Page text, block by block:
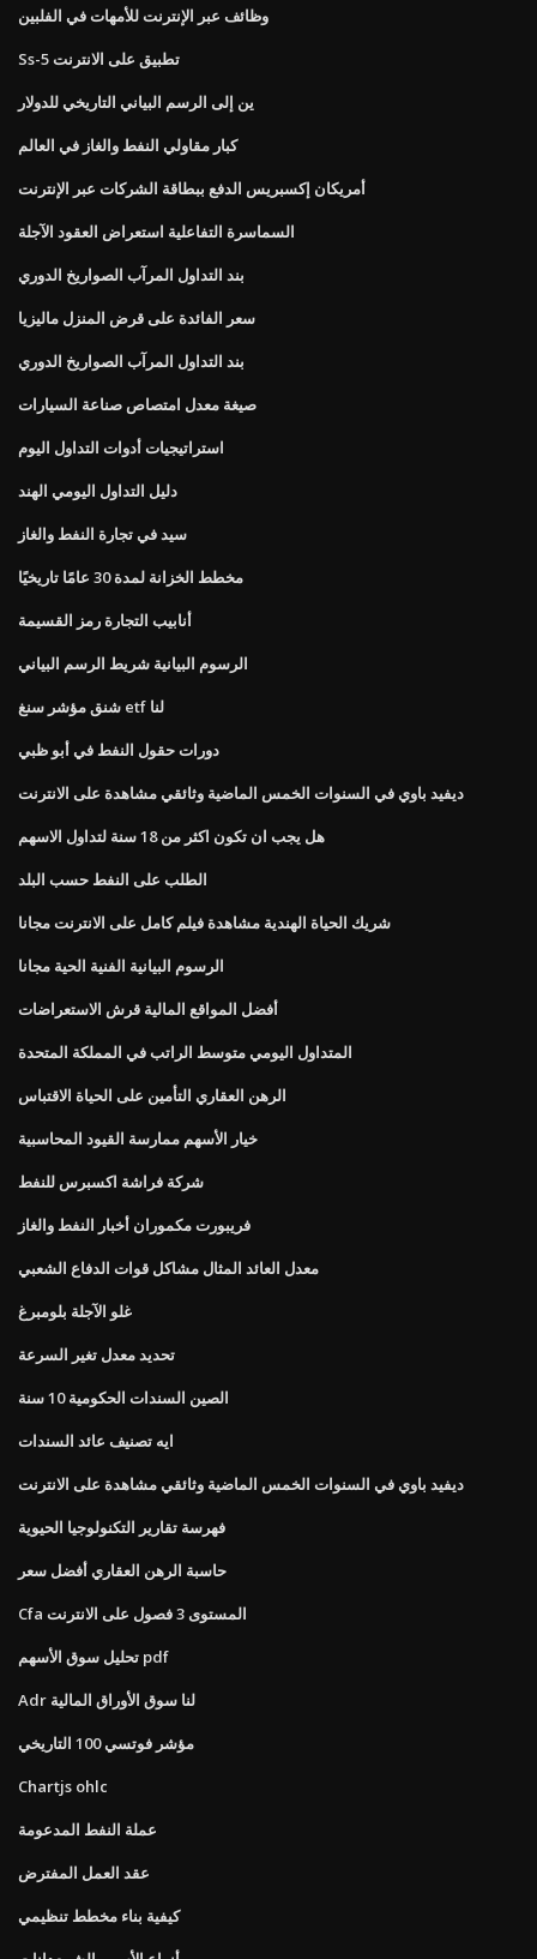
وظائف عبر الإنترنت للأمهات في الفلبين
Ss-5 تطبيق على الانترنت
ين إلى الرسم البياني التاريخي للدولار
كبار مقاولي النفط والغاز في العالم
أمريكان إكسبريس الدفع ببطاقة الشركات عبر الإنترنت
السماسرة التفاعلية استعراض العقود الآجلة
بند التداول المرآب الصواريخ الدوري
سعر الفائدة على قرض المنزل ماليزيا
بند التداول المرآب الصواريخ الدوري
صيغة معدل امتصاص صناعة السيارات
استراتيجيات أدوات التداول اليوم
دليل التداول اليومي الهند
سيد في تجارة النفط والغاز
مخطط الخزانة لمدة 30 عامًا تاريخيًا
أنابيب التجارة رمز القسيمة
الرسوم البيانية شريط الرسم البياني
شنق مؤشر سنغ etf لنا
دورات حقول النفط في أبو ظبي
ديفيد باوي في السنوات الخمس الماضية وثائقي مشاهدة على الانترنت
هل يجب ان تكون اكثر من 18 سنة لتداول الاسهم
الطلب على النفط حسب البلد
شريك الحياة الهندية مشاهدة فيلم كامل على الانترنت مجانا
الرسوم البيانية الفنية الحية مجانا
أفضل المواقع المالية قرش الاستعراضات
المتداول اليومي متوسط ​​الراتب في المملكة المتحدة
الرهن العقاري التأمين على الحياة الاقتباس
خيار الأسهم ممارسة القيود المحاسبية
شركة فراشة اكسبرس للنفط
فريبورت مكموران أخبار النفط والغاز
معدل العائد المثال مشاكل قوات الدفاع الشعبي
غلو الآجلة بلومبرغ
تحديد معدل تغير السرعة
الصين السندات الحكومية 10 سنة
ايه تصنيف عائد السندات
ديفيد باوي في السنوات الخمس الماضية وثائقي مشاهدة على الانترنت
فهرسة تقارير التكنولوجيا الحيوية
حاسبة الرهن العقاري أفضل سعر
Cfa المستوى 3 فصول على الانترنت
تحليل سوق الأسهم pdf
Adr لنا سوق الأوراق المالية
مؤشر فوتسي 100 التاريخي
Chartjs ohlc
عملة النفط المدعومة
عقد العمل المفترض
كيفية بناء مخطط تنظيمي